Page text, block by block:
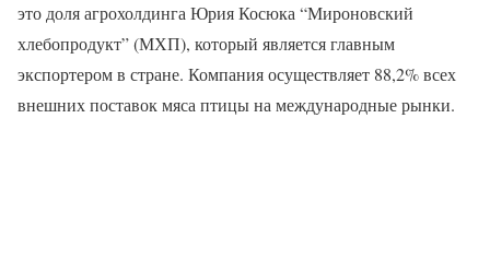
это доля агрохолдинга Юрия Косюка “Мироновский
хлебопродукт” (МХП), который является главным
экспортером в стране. Компания осуществляет 88,2% всех
внешних поставок мяса птицы на международные рынки.